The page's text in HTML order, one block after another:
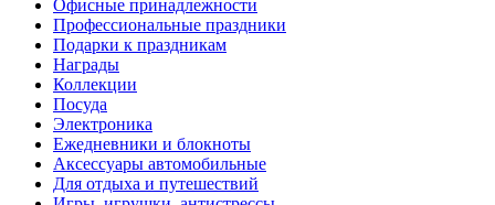
Офисные принадлежности
Профессиональные праздники
Подарки к праздникам
Награды
Коллекции
Посуда
Электроника
Ежедневники и блокноты
Аксессуары автомобильные
Для отдыха и путешествий